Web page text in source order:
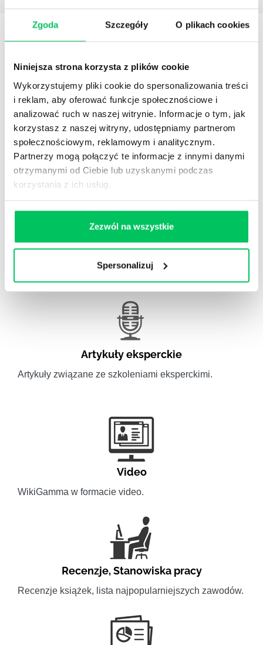
Zgoda Szczegóły O plikach cookies
Niniejsza strona korzysta z plików cookie
Wykorzystujemy pliki cookie do spersonalizowania treści
i reklam, aby oferować funkcje społecznościowe i
analizować ruch w naszej witrynie. Informacje o tym, jak
korzystasz z naszej witryny, udostępniamy partnerom
społecznościowym, reklamowym i analitycznym.
Partnerzy mogą połączyć te informacje z innymi danymi
otrzymanymi od Ciebie lub uzyskanymi podczas
korzystania z ich usług.
Zezwól na wszystkie
Spersonalizuj
STREFY WIEDZY
WikiGamma,Delegowanie,HR
Autorskie raporty, wartościowy know-how, pigułki
Gamma Q&A
Odpowiedzi na często pojawiające się pytania z
Artykuły eksperckie
Artykuły związane ze szkoleniami eksperckimi.
Video
WikiGamma w formacie video.
Recenzje,Stanowiska pracy
Recenzje książek, lista najpopularniejszych zawodów.